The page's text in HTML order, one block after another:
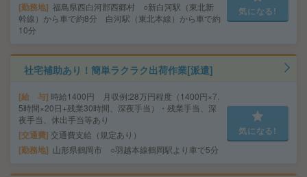
勤務地 福島県西白河郡西郷村 ○新白河駅（東北新
幹線）から車で約8分 白河駅（東北本線）から車で約
10分
気になる!
社宅補助あり！簡単ラクラク出荷作業[派遣]
給 与 時給1400円 月収例:28万円程度（1400円×7.
5時間×20日+残業30時間、深夜手当）・残業手当、深
夜手当、休出手当等あり
交通費 交通費支給（規定あり）
勤務地 山形県鶴岡市 ○羽越本線鶴岡駅より車で5分
気になる!